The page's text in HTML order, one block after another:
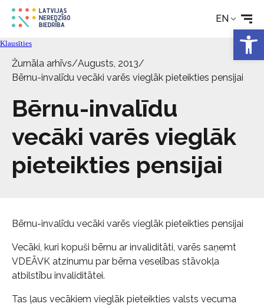
EN
Technical aids
News
Services
About the Society
Contact
Klausīties
Žurnāla arhīvs/Augusts, 2013/
Bērnu-invalīdu vecāki varēs vieglāk pieteikties pensijai
Bērnu-invalīdu
vecāki varēs vieglāk
pieteikties pensijai
Bērnu-invalīdu vecāki varēs vieglāk pieteikties pensijai
Vecāki, kuri kopuši bērnu ar invaliditāti, varēs saņemt
VDEĀVK atzinumu par bērna veselības stāvokļa
atbilstību invaliditātei.
Tas ļaus vecākiem vieglāk pieteikties valsts vecuma